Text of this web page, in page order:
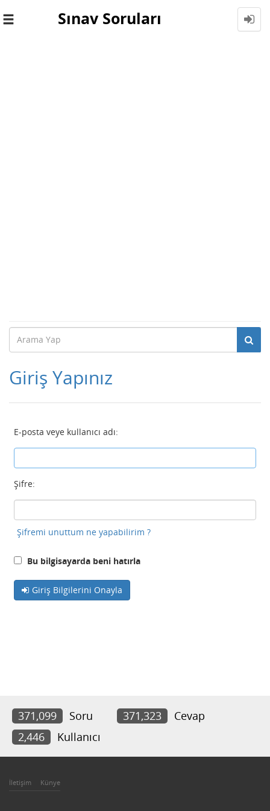
Toggle
Sınav Soruları
Giriş Yapınız
E-posta veye kullanıcı adı:
Şifre:
Şifremi unuttum ne yapabilirim ?
Bu bilgisayarda beni hatırla
Giriş Bilgilerini Onayla
371,099 Soru 371,323
Cevap
2,446
Kullanıcı
İletişim Künye